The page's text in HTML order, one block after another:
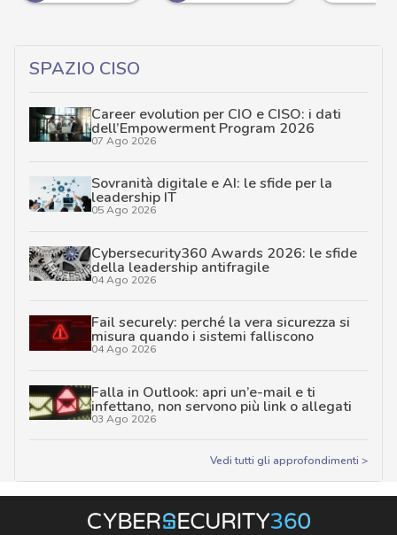
SPAZIO CISO
Career evolution per CIO e CISO: i dati
dell’Empowerment Program 2026
07 Ago 2026
Sovranità digitale e AI: le sfide per la
leadership IT
05 Ago 2026
Cybersecurity360 Awards 2026: le sfide
della leadership antifragile
04 Ago 2026
Fail securely: perché la vera sicurezza si
misura quando i sistemi falliscono
04 Ago 2026
Falla in Outlook: apri un’e-mail e ti
infettano, non servono più link o allegati
03 Ago 2026
Vedi tutti gli approfondimenti >